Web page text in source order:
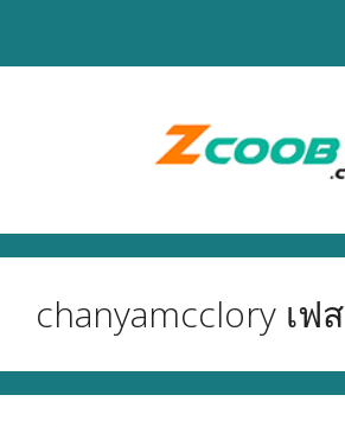
chanyamcclory เฟส